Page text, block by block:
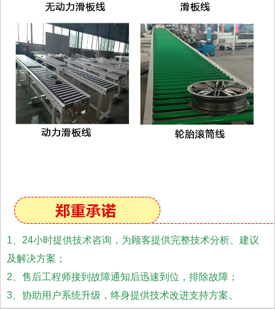
1、24小时提供技术咨询，为顾客提供完整技术分析、建议
及解决方案；
2、售后工程师接到故障通知后迅速到位，排除故障；
3、协助用户系统升级，终身提供技术改进支持方案。